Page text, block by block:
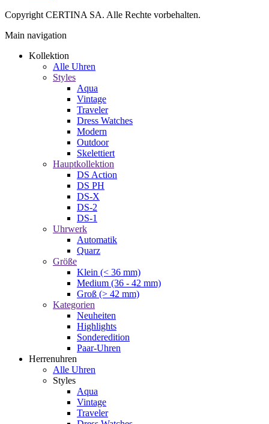
Copyright CERTINA SA. Alle Rechte vorbehalten.
Main navigation
Kollektion
Alle Uhren
Styles
Aqua
Vintage
Traveler
Dress Watches
Modern
Outdoor
Skelettiert
Hauptkollektion
DS Action
DS PH
DS-X
DS-2
DS-1
Uhrwerk
Automatik
Quarz
Größe
Klein (< 36 mm)
Medium (36 - 42 mm)
Groß (> 42 mm)
Kategorien
Neuheiten
Highlights
Sonderedition
Paar-Uhren
Herrenuhren
Alle Uhren
Styles
Aqua
Vintage
Traveler